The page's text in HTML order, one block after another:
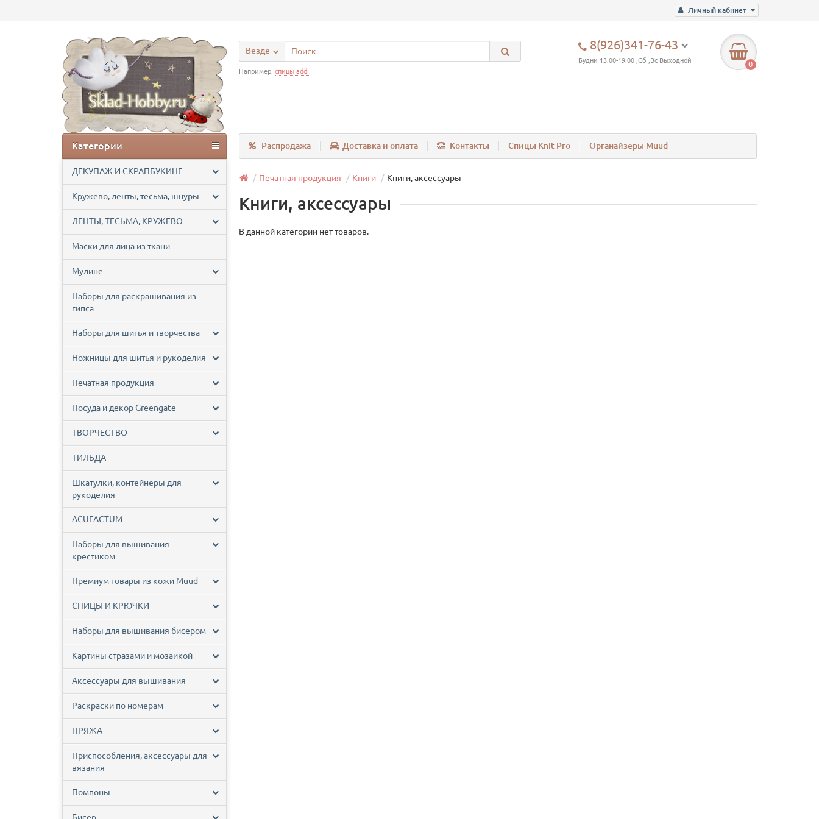
Личный кабинет
8(926)341-76-43
Будни 13:00-19:00 ,Сб ,Вс Выходной 0
Везде
Например: спицы addi
Распродажа Доставка и оплата Контакты Спицы Knit Pro Органайзеры Muud
Категории
ДЕКУПАЖ И СКРАПБУКИНГ
Кружево, ленты, тесьма, шнуры
ЛЕНТЫ, ТЕСЬМА, КРУЖЕВО
Маски для лица из ткани
Мулине
Наборы для раскрашивания из
гипса
Наборы для шитья и творчества
Ножницы для шитья и рукоделия
Печатная продукция
Посуда и декор Greengate
ТВОРЧЕСТВО
ТИЛЬДА
Шкатулки, контейнеры для
рукоделия
ACUFACTUM
Наборы для вышивания
крестиком
Премиум товары из кожи Muud
СПИЦЫ И КРЮЧКИ
Наборы для вышивания бисером
Картины стразами и мозаикой
Аксессуары для вышивания
Раскраски по номерам
ПРЯЖА
Приспособления, аксессуары для
вязания
Помпоны
Печатная продукция Книги Книги, аксессуары
Книги, аксессуары
В данной категории нет товаров.